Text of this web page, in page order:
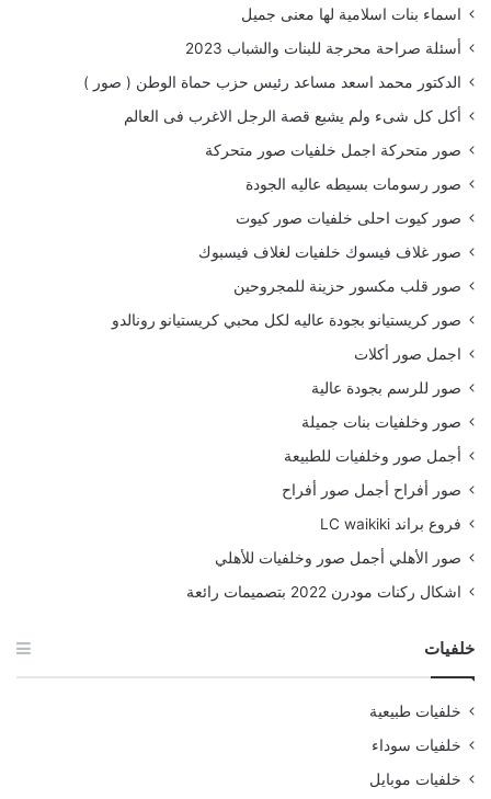
اسماء بنات اسلامية لها معنى جميل
أسئلة صراحة محرجة للبنات والشباب 2023
الدكتور محمد اسعد مساعد رئيس حزب حماة الوطن ( صور )
أكل كل شىء ولم يشبع قصة الرجل الاغرب فى العالم
صور متحركة اجمل خلفيات صور متحركة
صور رسومات بسيطه عاليه الجودة
صور كيوت احلى خلفيات صور كيوت
صور غلاف فيسوك خلفيات لغلاف فيسبوك
صور قلب مكسور حزينة للمجروحين
صور كريستيانو بجودة عاليه لكل محبي كريستيانو رونالدو
اجمل صور أكلات
صور للرسم بجودة عالية
صور وخلفيات بنات جميلة
أجمل صور وخلفيات للطبيعة
صور أفراح أجمل صور أفراح
فروع براند LC waikiki
صور الأهلي أجمل صور وخلفيات للأهلي
اشكال ركنات مودرن 2022 بتصميمات رائعة
خلفيات
خلفيات طبيعية
خلفيات سوداء
خلفيات موبايل